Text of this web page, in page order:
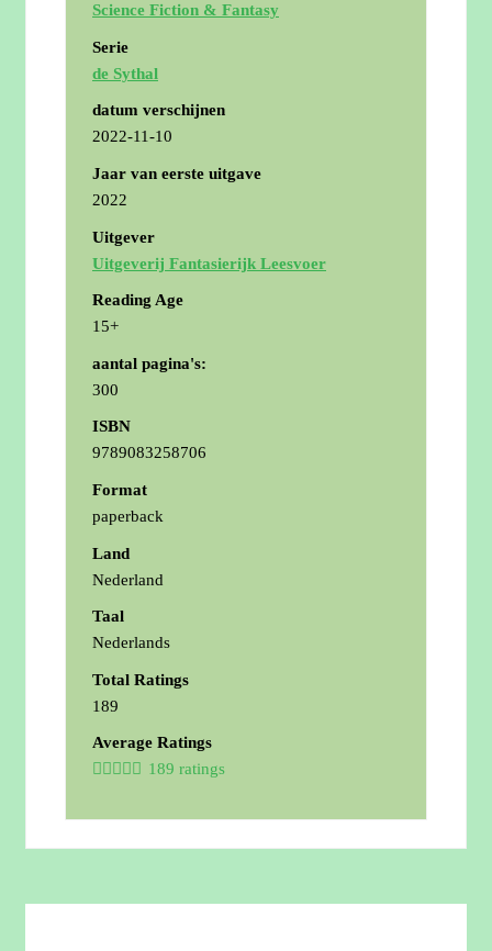
Science Fiction & Fantasy
Serie
de Sythal
datum verschijnen
2022-11-10
Jaar van eerste uitgave
2022
Uitgever
Uitgeverij Fantasierijk Leesvoer
Reading Age
15+
aantal pagina's:
300
ISBN
9789083258706
Format
paperback
Land
Nederland
Taal
Nederlands
Total Ratings
189
Average Ratings
189 ratings